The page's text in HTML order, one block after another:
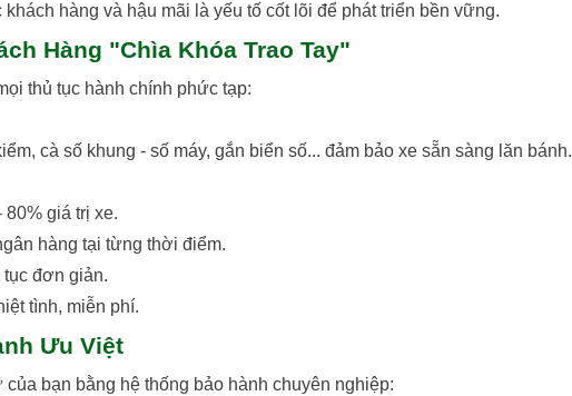
hàng và hậu mãi là yếu tố cốt lõi để phát triển bền vững.
Hàng "Chìa Khóa Trao Tay"
thủ tục hành chính phức tạp:
cà số khung - số máy, gắn biển số... đảm bảo xe sẵn sàng lăn bánh.
80% giá trị xe.
hàng tại từng thời điểm.
đơn giản.
tình, miễn phí.
Ưu Việt
bạn bằng hệ thống bảo hành chuyên nghiệp: